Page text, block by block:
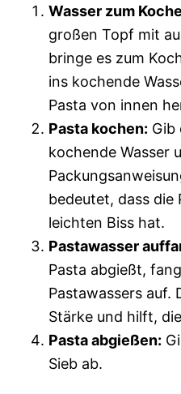
Wasser zum
großen Topf mit
bringe es zum
ins kochende
Pasta von innen
Pasta kochen: Gib
kochende Wasser
bedeutet, dass die
leichten Biss hat.
Pastawasser
Pasta abgießt,
Pastawassers auf.
Stärke und hilft,
Pasta abgießen:
Sieb ab.